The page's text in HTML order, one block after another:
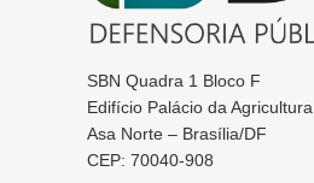
SBN Quadra 1 Bloco F
Edifício Palácio da Agricultura
Asa Norte – Brasília/DF
CEP: 70040-908